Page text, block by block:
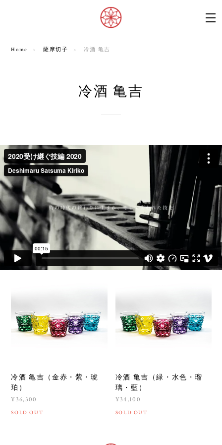
Home 薩摩切子 冷酒 亀吉
冷酒 亀吉
冷酒 亀吉（金赤・紫・琥
珀）
¥36,300
SOLD OUT
冷酒 亀吉（緑・水色・瑠
璃・藍）
¥34,100
SOLD OUT